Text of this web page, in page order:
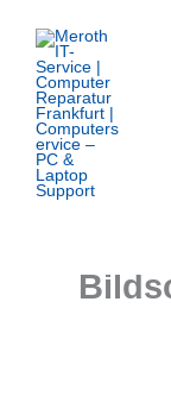
Inhalt
springen